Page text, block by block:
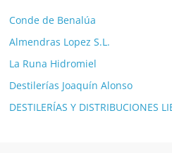
Conde de Benalúa
Almendras Lopez S.L.
La Runa Hidromiel
Destilerías Joaquín Alonso
DESTILERÍAS Y DISTRIBUCIONES